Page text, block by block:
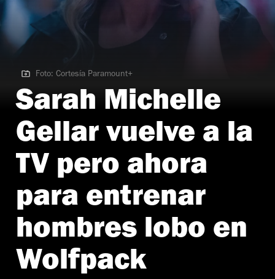
Foto: Cortesía Paramount+
Foto: Cortesía Paramount+
Sarah Michelle
Gellar vuelve a la
TV pero ahora
para entrenar
hombres lobo en
Wolfpack